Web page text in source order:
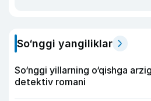
So‘nggi yangiliklar
So‘nggi yillarning o‘qishga
detektiv romani